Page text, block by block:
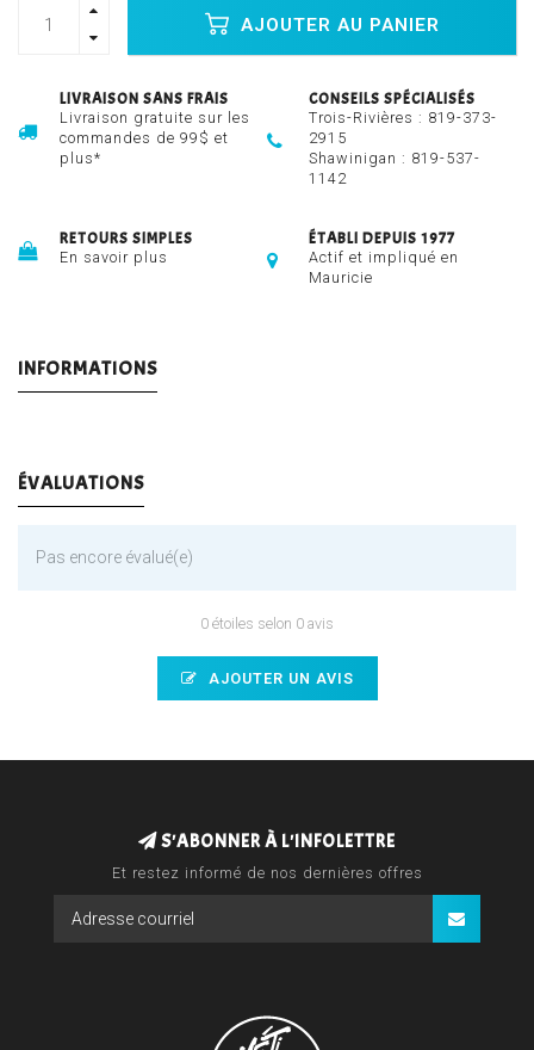
AJOUTER AU PANIER
LIVRAISON SANS FRAIS
Livraison gratuite sur les
commandes de 99$ et
plus*
CONSEILS SPÉCIALISÉS
Trois-Rivières : 819-373-
2915
Shawinigan : 819-537-
1142
RETOURS SIMPLES
En savoir plus
ÉTABLI DEPUIS 1977
Actif et impliqué en
Mauricie
INFORMATIONS
ÉVALUATIONS
Pas encore évalué(e)
0 étoiles selon 0 avis
AJOUTER UN AVIS
S'ABONNER À L'INFOLETTRE
Et restez informé de nos dernières offres